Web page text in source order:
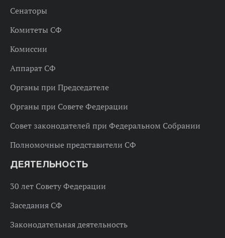
Сенаторы
Комитеты СФ
Комиссии
Аппарат СФ
Органы при Председателе
Органы при Совете Федерации
Совет законодателей при Федеральном Собрании
Полномочные представители СФ
ДЕЯТЕЛЬНОСТЬ
30 лет Совету Федерации
Заседания СФ
Законодательная деятельность